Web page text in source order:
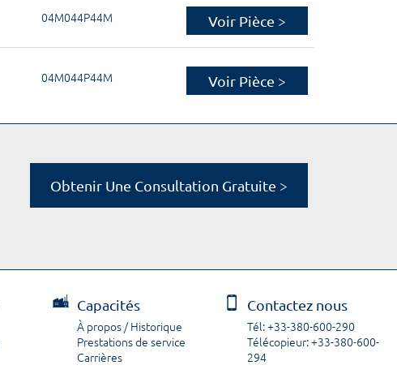
04M044P44M Voir Pièce >
04M044P44M Voir Pièce >
Obtenir Une Consultation Gratuite >
Capacités
À propos / Historique
Prestations de service
Carrières
Contactez nous
Tél: +33-380-600-290
Télécopieur: +33-380-600-
294